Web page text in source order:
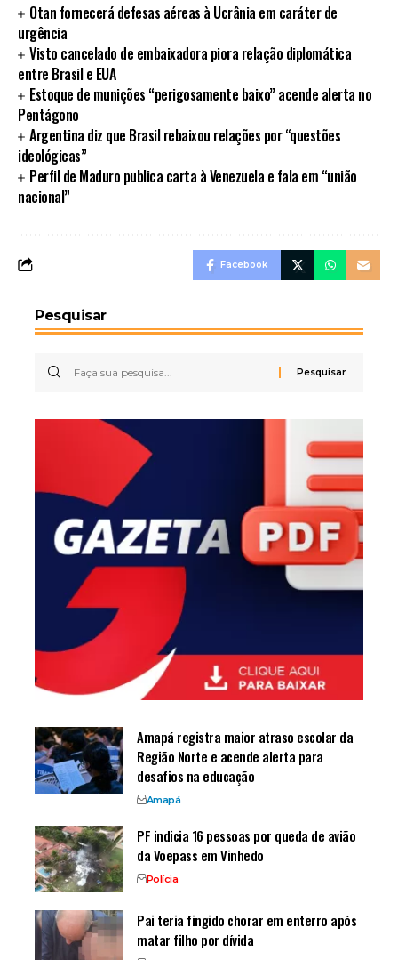
Otan fornecerá defesas aéreas à Ucrânia em caráter de
urgência
Visto cancelado de embaixadora piora relação diplomática
entre Brasil e EUA
Estoque de munições “perigosamente baixo” acende alerta no
Pentágono
Argentina diz que Brasil rebaixou relações por “questões
ideológicas”
Perfil de Maduro publica carta à Venezuela e fala em “união
nacional”
Facebook
Pesquisar
Amapá registra maior atraso escolar da
Região Norte e acende alerta para
desafios na educação
Amapá
PF indicia 16 pessoas por queda de avião
da Voepass em Vinhedo
Polícia
Pai teria fingido chorar em enterro após
matar filho por dívida